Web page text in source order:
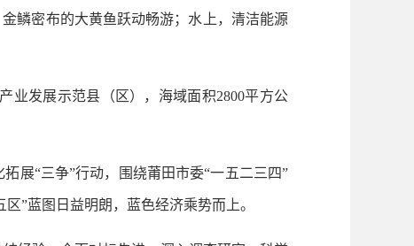
鳞密布的大黄鱼跃动畅游；水上，清洁能源
发展示范县（区），海域面积2800平方公
“三争”行动，围绕莆田市委“一五二三四”
”蓝图日益明朗，蓝色经济乘势而上。